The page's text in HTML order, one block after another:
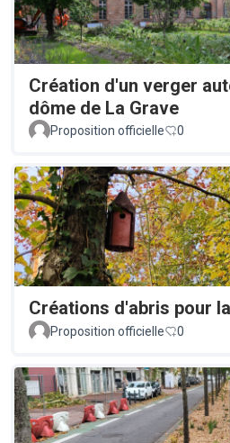
Création d'un verger
dôme de La Grave
Proposition officielle 0
Créations d'abris pour
Proposition officielle
0